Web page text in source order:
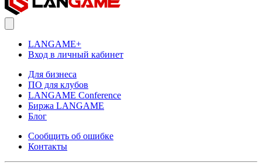
LANGAME+
Вход в личный кабинет
Для бизнеса
ПО для клубов
LANGAME Conference
Биржа LANGAME
Блог
Сообщить об ошибке
Контакты